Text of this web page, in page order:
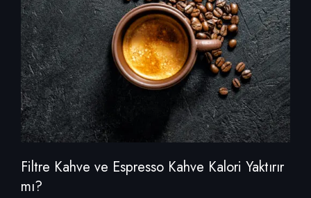
Filtre Kahve ve Espresso Kahve Kalori Yaktırır
mı?